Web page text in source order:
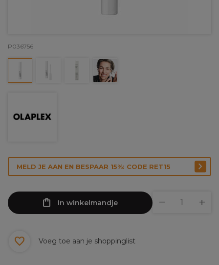
P036756
MELD JE AAN EN BESPAAR 15%: CODE RET15
In winkelmandje
Voeg toe aan je shoppinglist